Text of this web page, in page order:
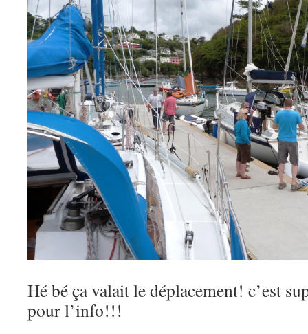
Hé bé ça valait le déplacement! c’est
pour l’info!!!